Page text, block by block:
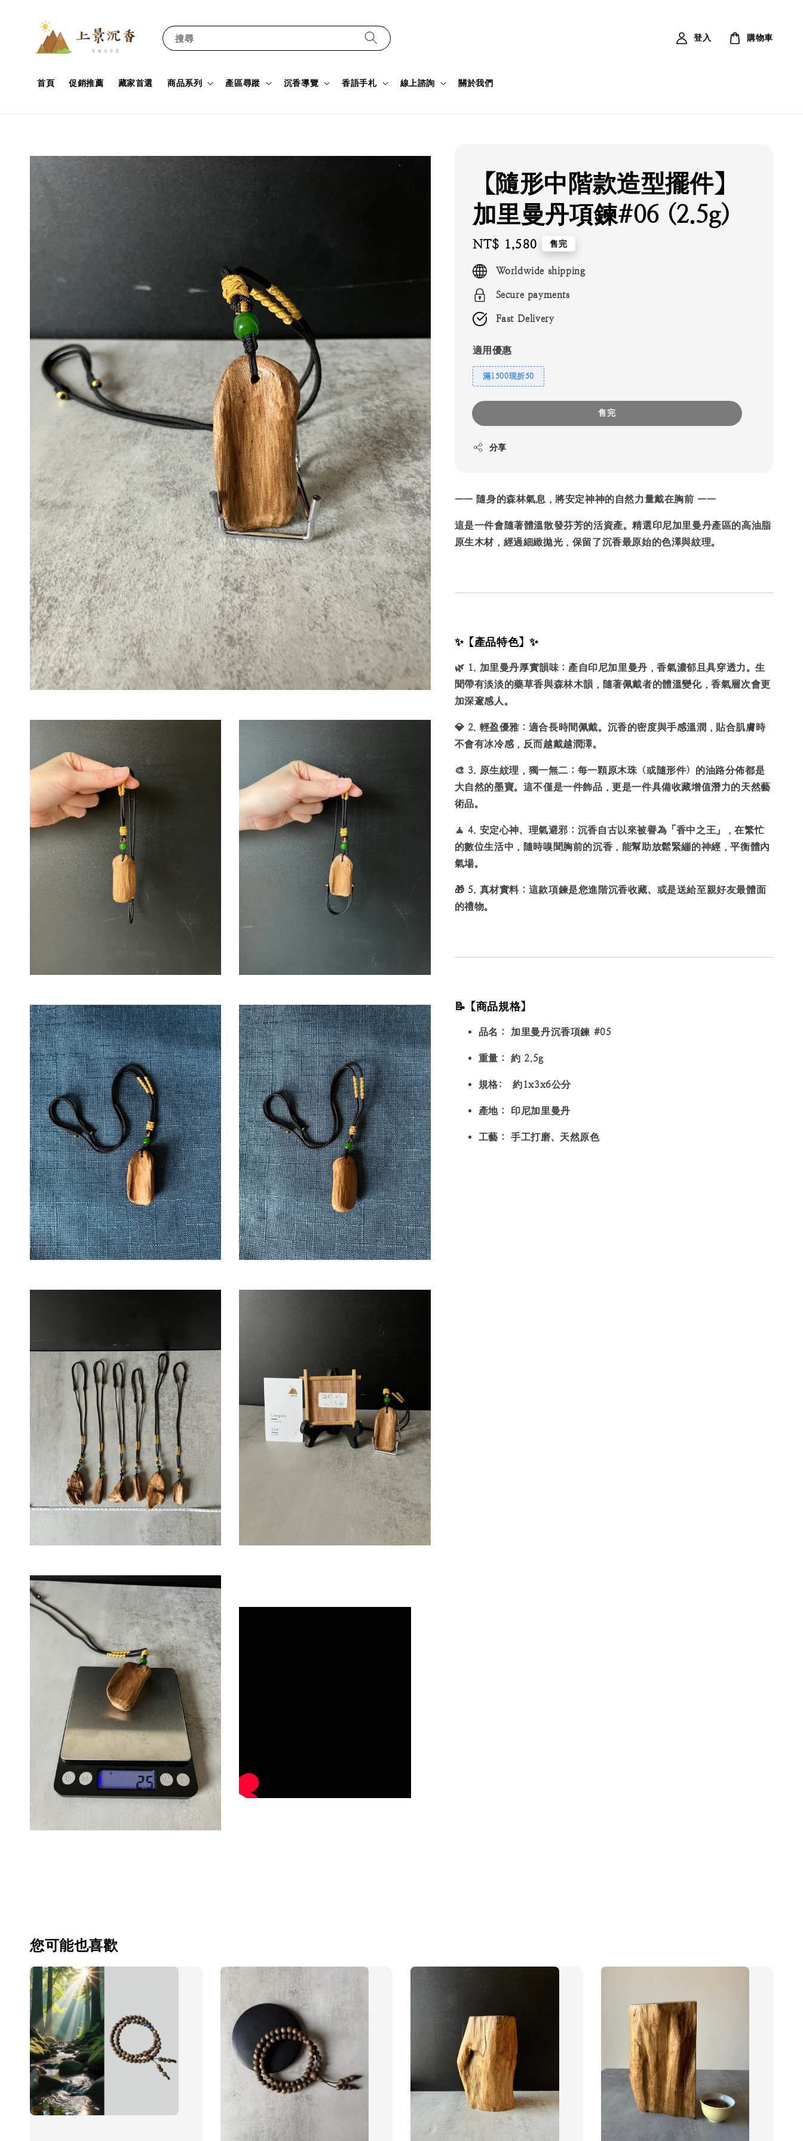
搜尋
首頁 促銷推薦 藏家首選 商品系列 產區尋蹤 沉香導覽 香語手札 線上諮詢 關於我們
登入 購物車
【隨形中階款造型擺件】
加里曼丹項鍊#06 (2.5g)
Regular
price
NT$ 1,580 售完
Worldwide shipping
Secure payments
Fast Delivery
適用優惠
滿1500現折50
售完
分享
—— 隨身的森林氣息，將安定神神的自然力量戴在胸前 ——
這是一件會隨著體溫散發芬芳的活資產。精選印尼加里曼丹產區的高油脂
原生木材，經過細緻拋光，保留了沉香最原始的色澤與紋理。
✨【產品特色】✨
🌿 1. 加里曼丹厚實韻味： 產自印尼加里曼丹，香氣濃郁且具穿透力。生
聞帶有淡淡的藥草香與森林木韻，隨著佩戴者的體溫變化，香氣層次會更
加深邃感人。
💎 2. 輕盈優雅： 適合長時間佩戴。沉香的密度與手感溫潤，貼合肌膚時
不會有冰冷感，反而越戴越潤澤。
🎨 3. 原生紋理，獨一無二： 每一顆原木珠（或隨形件）的油路分佈都是
大自然的墨寶。這不僅是一件飾品，更是一件具備收藏增值潛力的天然藝
術品。
🧘 4. 安定心神、理氣避邪： 沉香自古以來被譽為「香中之王」，在繁忙
的數位生活中，隨時嗅聞胸前的沉香，能幫助放鬆緊繃的神經，平衡體內
氣場。
🎁 5. 真材實料： 這款項鍊是您進階沉香收藏、或是送給至親好友最體面
的禮物。
📝【商品規格】
品名： 加里曼丹沉香項鍊 #05
重量： 約 2.5g
規格: 約1x3x6公分
產地： 印尼加里曼丹
工藝： 手工打磨、天然原色
您可能也喜歡